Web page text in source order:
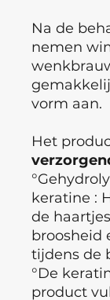
Na de
nemen
vorm aan.
Het
keratine :
de
broosheid
tijdens de
°De
product